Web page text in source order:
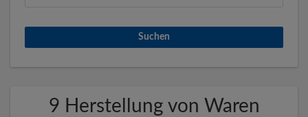
9 Herstellung von Waren